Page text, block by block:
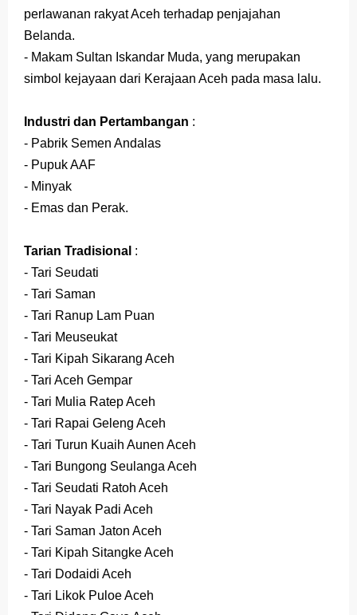
perlawanan rakyat Aceh terhadap penjajahan
Belanda.
- Makam Sultan Iskandar Muda, yang merupakan
simbol kejayaan dari Kerajaan Aceh pada masa lalu.
Industri dan Pertambangan :
- Pabrik Semen Andalas
- Pupuk AAF
- Minyak
- Emas dan Perak.
Tarian Tradisional :
- Tari Seudati
- Tari Saman
- Tari Ranup Lam Puan
- Tari Meuseukat
- Tari Kipah Sikarang Aceh
- Tari Aceh Gempar
- Tari Mulia Ratep Aceh
- Tari Rapai Geleng Aceh
- Tari Turun Kuaih Aunen Aceh
- Tari Bungong Seulanga Aceh
- Tari Seudati Ratoh Aceh
- Tari Nayak Padi Aceh
- Tari Saman Jaton Aceh
- Tari Kipah Sitangke Aceh
- Tari Dodaidi Aceh
- Tari Likok Puloe Aceh